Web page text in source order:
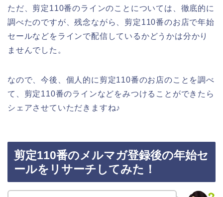
ただ、剪定110番のラインのことについては、徹底的に
調べたのですが、残念ながら、剪定110番のお店で年始
セールなどをラインで配信しているかどうかは分かり
ませんでした。
なので、今後、個人的に剪定110番のお店のことを調べ
て、剪定110番のラインなどをみつけることができたら
シェアさせていただきますね♪
剪定110番のメルマガ登録後の年始セ
ールをリサーチしてみた！